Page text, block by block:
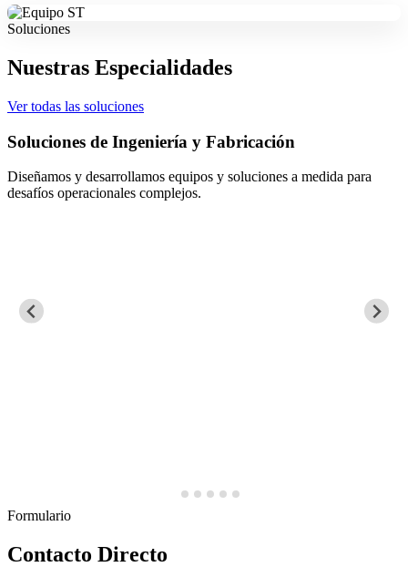
Soluciones
Nuestras Especialidades
Ver todas las soluciones
medida para
Mantenimiento Eléctrico,
Aseguramos la continuidad operacional
de procesos críticos.
Formulario
Contacto Directo